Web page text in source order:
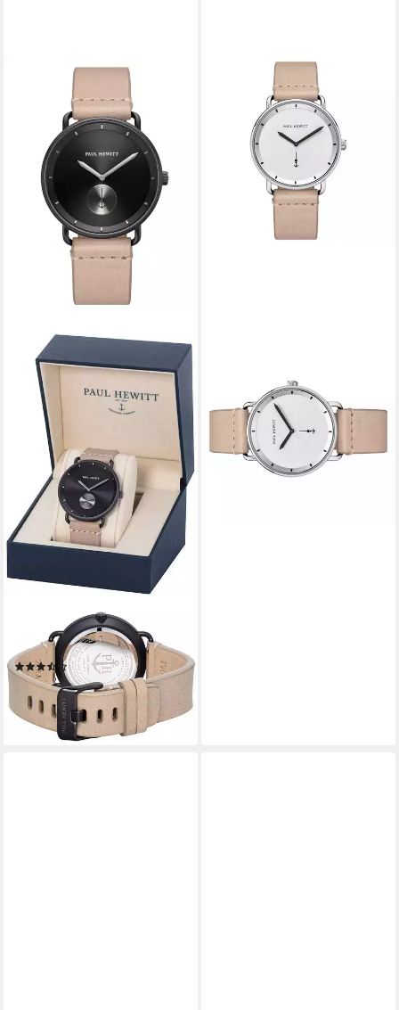
PAUL HEWITT
Quarzuhr Breakwater Case
(3)
39,00 € UVP139,00 €
-72%
lieferbar - in 2-3 Werktagen bei dir
ab 94,63 € UVP139,00 €
-32%
lieferbar - in 2-3 Werktagen bei dir